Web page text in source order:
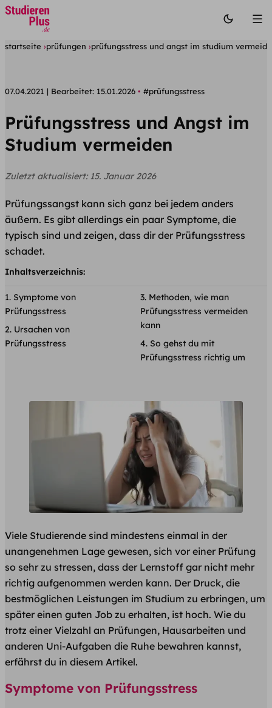
startseite prüfungen prüfungsstress und angst im studium
07.04.2021 Bearbeitet: 15.01.2026 #prüfungsstress
Prüfungsstress und Angst im
Studium vermeiden
Zuletzt aktualisiert: 15. Januar 2026
Prüfungssangst kann sich ganz bei jedem anders
äußern. Es gibt allerdings ein paar Symptome, die
typisch sind und zeigen, dass dir der Prüfungsstress
schadet.
Inhaltsverzeichnis:
Symptome von
Prüfungsstress
Ursachen von
Prüfungsstress
Methoden, wie man
Prüfungsstress vermeiden
kann
So gehst du mit
Prüfungsstress richtig um
Viele Studierende sind mindestens einmal in der
unangenehmen Lage gewesen, sich vor einer Prüfung
so sehr zu stressen, dass der Lernstoff gar nicht mehr
richtig aufgenommen werden kann. Der Druck, die
bestmöglichen Leistungen im Studium zu erbringen, um
später einen guten Job zu erhalten, ist hoch. Wie du
trotz einer Vielzahl an Prüfungen, Hausarbeiten und
anderen Uni-Aufgaben die Ruhe bewahren kannst,
erfährst du in diesem Artikel.
Symptome von Prüfungsstress